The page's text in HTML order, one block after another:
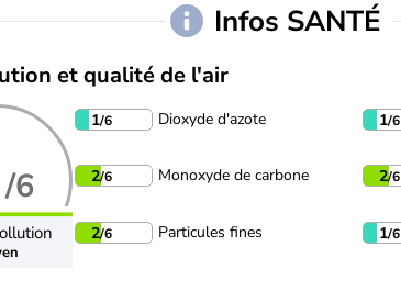
Infos SANTÉ
et qualité de l'air
/6
1/6 Dioxyde d'azote 1/6
2/6 Monoxyde de carbone 2/6
2/6 Particules fines 1/6